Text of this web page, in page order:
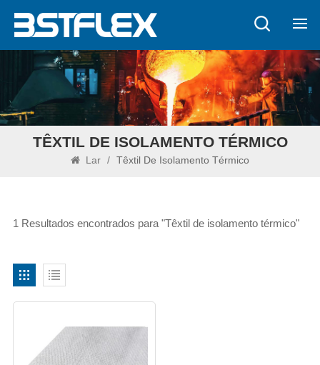
TÊXTIL DE ISOLAMENTO TÉRMICO
Lar / Têxtil De Isolamento Térmico
1 Resultados encontrados para "Têxtil de isolamento térmico"